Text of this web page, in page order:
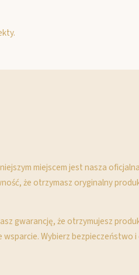
miejscem jest nasza
że otrzymasz oryginalny
gwarancję, że otrzymujesz
Wybierz bezpieczeństwo